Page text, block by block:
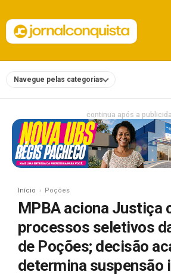
Navegue pelas categorias
continua após a
Início Poções
MPBA aciona Justiça
processos seletivos
de Poções; decisão
determina suspensão